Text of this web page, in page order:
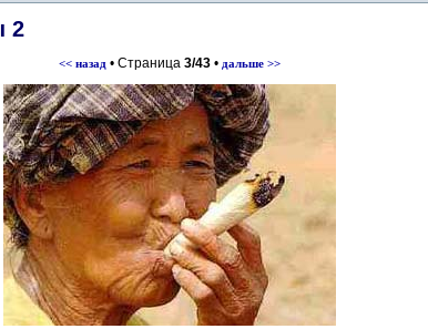
2
<< назад • Страница 3/43 • дальше >>